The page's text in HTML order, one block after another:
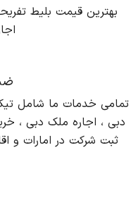
بهترین قیمت بلیط
تمامی خدمات ما شامل
دبی ، اجاره ملک دبی ،
ثبت شرکت در امارات و